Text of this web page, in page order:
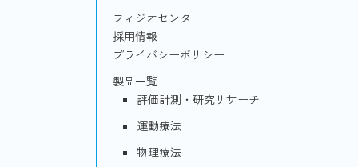
フィジオセンター
採用情報
プライバシーポリシー
製品一覧
評価計測・研究リサーチ
運動療法
物理療法